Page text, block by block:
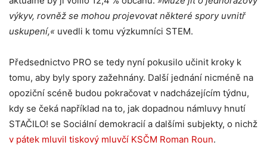
výkyv, rovněž se mohou projevovat některé spory uvnitř
uskupení,« uvedli k tomu výzkumníci STEM.
Předsednictvo PRO se tedy nyní pokusilo učinit kroky k
tomu, aby byly spory zažehnány. Další jednání nicméně na
opoziční scéně budou pokračovat v nadcházejícím týdnu,
kdy se čeká například na to, jak dopadnou námluvy hnutí
STAČILO! se Sociální demokracií a dalšími subjekty, o nichž
v pátek mluvil tiskový mluvčí KSČM Roman Roun.